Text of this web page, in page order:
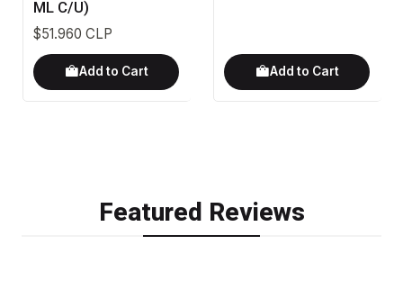
ML C/U)
$51.960 CLP
Add to Cart Add to Cart
Featured Reviews